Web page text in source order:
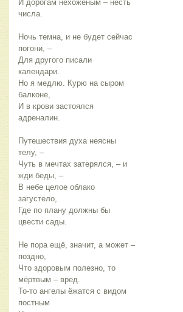
И дорогам нехоженым – несть
числа.
Ночь темна, и не будет сейчас
погони, –
Для другого писали
календари.
Но я медлю. Курю на сыром
балконе,
И в крови застоялся
адреналин.
Путешествия духа неясны
телу, –
Чуть в мечтах затерялся, – и
жди беды, –
В небе целое облако
загустело,
Где по плану должны бы
цвести сады.
Не пора ещё, значит, а может –
поздно,
Что здоровым полезно, то
мёртвым – вред.
То-то ангелы ёжатся с видом
постным